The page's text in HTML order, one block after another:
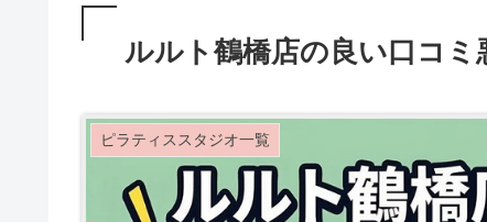
ルルト鶴橋店の良い口コミ
ピラティススタジオ一覧